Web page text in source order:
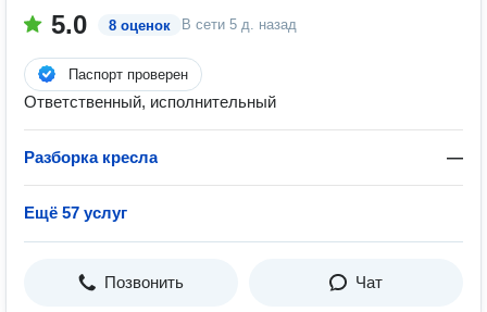
5.0 8 оценок В сети 5 д. назад
Паспорт проверен
Ответственный, исполнительный
Разборка кресла —
Ещё 57 услуг
Позвонить Чат